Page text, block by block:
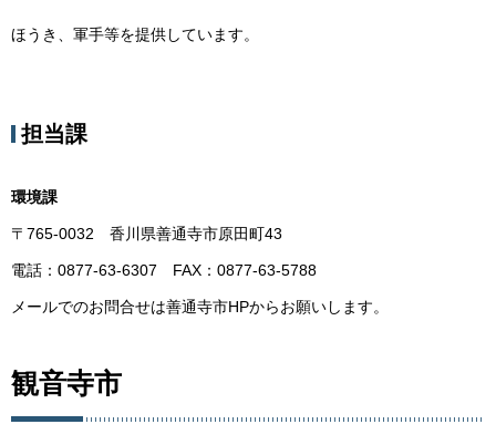
ほうき、軍手等を提供しています。
担当課
環境課
〒765-0032 香川県善通寺市原田町43
電話：0877-63-6307 FAX：0877-63-5788
メールでのお問合せは善通寺市HPからお願いします。
観音寺市